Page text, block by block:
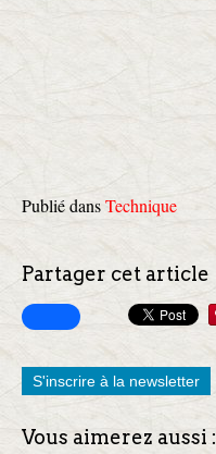
Publié dansTechnique
Partager cet article
S'inscrire à la newsletter
Vous aimerez aussi :